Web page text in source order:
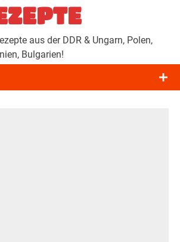
aus der DDR & Ungarn, Polen,
Bulgarien!